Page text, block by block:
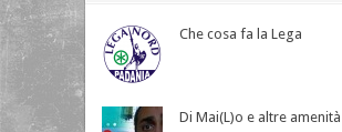
Che cosa fa la Lega
Di Mai(L)o e altre amenità